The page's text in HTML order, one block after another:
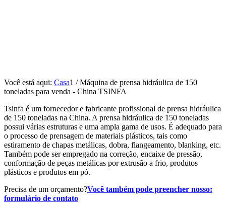
Você está aqui: Casa1 / Máquina de prensa hidráulica de 150
toneladas para venda - China TSINFA
Tsinfa é um fornecedor e fabricante profissional de prensa hidráulica
de 150 toneladas na China. A prensa hidráulica de 150 toneladas
possui várias estruturas e uma ampla gama de usos. É adequado para
o processo de prensagem de materiais plásticos, tais como
estiramento de chapas metálicas, dobra, flangeamento, blanking, etc.
Também pode ser empregado na correção, encaixe de pressão,
conformação de peças metálicas por extrusão a frio, produtos
plásticos e produtos em pó.
Precisa de um orçamento?Você também pode preencher nosso:
formulário de contato